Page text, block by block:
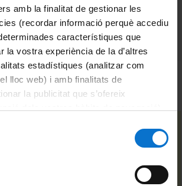
amb la finalitat de gestionar les
(recordar informació perquè accediu
característiques que
la vostra experiència de la d’altres
estadístiques (analitzar com
lloc web) i amb finalitats de
la publicitat que s’ofereix
de galetes del lloc web de la
Debat. Tema: 'El dret a l'assistència
universal?'